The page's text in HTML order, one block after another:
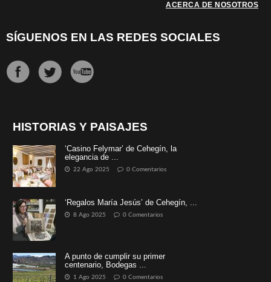
ACERCA DE NOSOTROS
SÍGUENOS EN LAS REDES SOCIALES
HISTORIAS Y PAISAJES
‘Casino Felymar’ de Cehegín, la
elegancia de ...
22 Ago 2025 0 Comentarios
‘Regalos María Jesús’ de Cehegín, ...
8 Ago 2025 0 Comentarios
A punto de cumplir su primer
centenario, Bodegas ...
1 Ago 2025 0 Comentarios